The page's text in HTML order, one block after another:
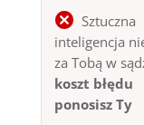
Sztuczna
inteligencja
za Tobą w
koszt błędu
ponosisz Ty